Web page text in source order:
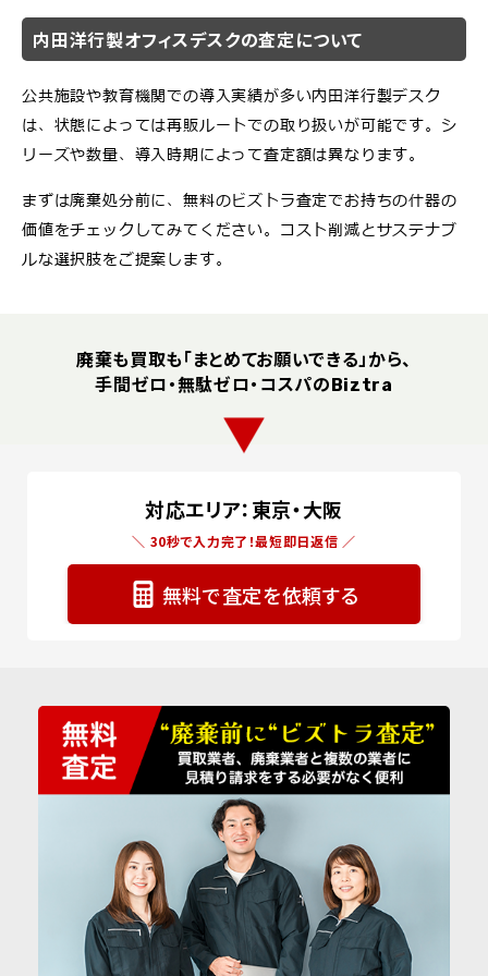
内田洋行製オフィスデスクの査定について
公共施設や教育機関での導入実績が多い内田洋行製デスク
は、状態によっては再販ルートでの取り扱いが可能です。シ
リーズや数量、導入時期によって査定額は異なります。
まずは廃棄処分前に、無料のビズトラ査定でお持ちの什器の
価値をチェックしてみてください。コスト削減とサステナブ
ルな選択肢をご提案します。
廃棄も買取も「まとめてお願いできる」から、
手間ゼロ・無駄ゼロ・コスパのBiztra
▼
対応エリア：東京・大阪
＼ 30秒で入力完了！最短即日返信 ／
無料で査定を依頼する